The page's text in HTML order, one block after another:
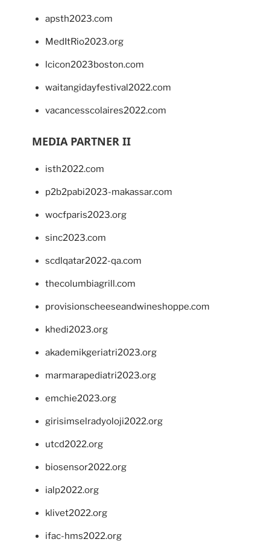
apsth2023.com
MedItRio2023.org
lcicon2023boston.com
waitangidayfestival2022.com
vacancesscolaires2022.com
MEDIA PARTNER II
isth2022.com
p2b2pabi2023-makassar.com
wocfparis2023.org
sinc2023.com
scdlqatar2022-qa.com
thecolumbiagrill.com
provisionscheeseandwineshoppe.com
khedi2023.org
akademikgeriatri2023.org
marmarapediatri2023.org
emchie2023.org
girisimselradyoloji2022.org
utcd2022.org
biosensor2022.org
ialp2022.org
klivet2022.org
ifac-hms2022.org